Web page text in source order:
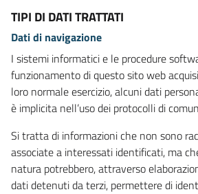
TIPI DI DATI TRATTATI
Dati di navigazione
I sistemi informatici e le procedure
funzionamento di questo sito web
loro normale esercizio, alcuni dati
è implicita nell’uso dei protocolli di
Si tratta di informazioni che non sono
associate a interessati identificati, ma
natura potrebbero, attraverso
dati detenuti da terzi, permettere di